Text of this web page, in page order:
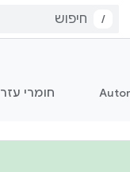
/
חומרי עזר